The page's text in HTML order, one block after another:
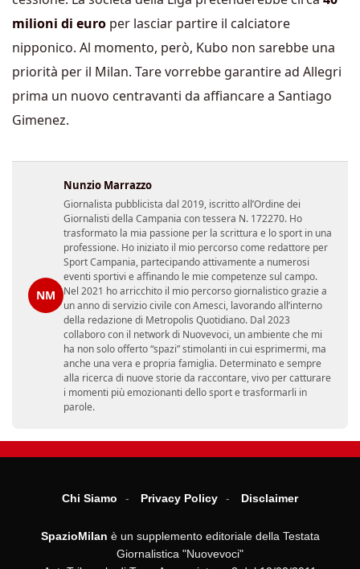
milioni di euro per lasciar partire il calciatore
nipponico. Al momento, però, Kubo non sarebbe una
priorità per il Milan. Tare vorrebbe garantire ad Allegri
prima un nuovo centravanti da affiancare a Santiago
Gimenez.
NM
Nunzio Marrazzo
Giornalista pubblicista dal 2019, iscritto all’Ordine dei
Giornalisti della Campania con tessera N. 172270. Ho
trasformato la mia passione per la scrittura e lo sport in una
professione. Ho iniziato il mio percorso come redattore per
Sport Campania, partecipando attivamente a numerosi
eventi sportivi e affinando le mie competenze sul campo.
Nel 2021 ho arricchito il mio percorso giornalistico grazie a
un anno di servizio civile con Amesci, lavorando all’interno
della redazione di Metropolis Quotidiano. Dal 2023
collaboro con il network di Nuovevoci, un ambiente che mi
ha non solo offerto “spazi” stimolanti in cui esprimermi, ma
anche una vera e propria famiglia. Determinato e sempre
alla ricerca di nuove storie da raccontare, vivo per catturare
i momenti più emozionanti dello sport e trasformarli in
parole.
Chi Siamo Privacy Policy Disclaimer
SpazioMilan è un supplemento editoriale della Testata
Giornalistica "Nuovevoci"